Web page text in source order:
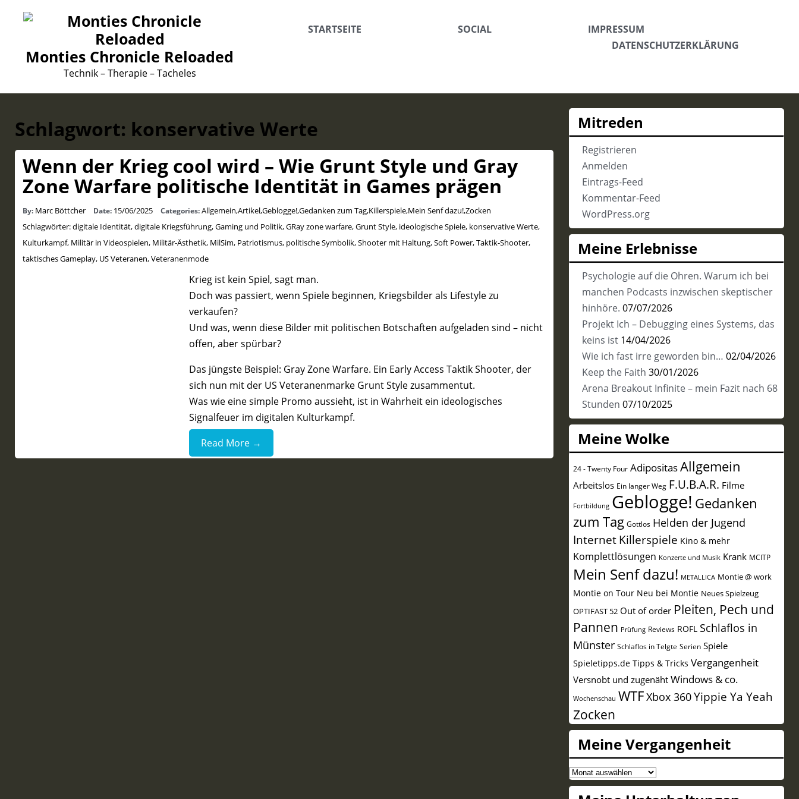
Monties Chronicle Reloaded
Technik – Therapie – Tacheles
STARTSEITE SOCIAL
IMPRESSUM
DATENSCHUTZERKLÄRUNG
Schlagwort: konservative Werte
Wenn der Krieg cool wird – Wie Grunt Style und Gray
Zone Warfare politische Identität in Games prägen
By: Marc Böttcher Date: 15/06/2025 Categories:Allgemein,Artikel,Geblogge!,Gedanken zum Tag,Killerspiele,Mein Senf dazu!,Zocken
Schlagwörter:digitale Identität,digitale Kriegsführung,Gaming und Politik,GRay zone warfare,Grunt Style, ideologische Spiele, konservative Werte,
Kulturkampf, Militär in Videospielen, Militär-Ästhetik, MilSim, Patriotismus, politische Symbolik,Shooter mit Haltung,Soft Power,Taktik-Shooter,
taktisches Gameplay, US Veteranen,Veteranenmode
Krieg ist kein Spiel, sagt man.
Doch was passiert, wenn Spiele beginnen, Kriegsbilder als Lifestyle zu
verkaufen?
Und was, wenn diese Bilder mit politischen Botschaften aufgeladen sind – nicht
offen, aber spürbar?
Das jüngste Beispiel: Gray Zone Warfare. Ein Early Access Taktik Shooter, der
sich nun mit der US Veteranenmarke Grunt Style zusammentut.
Was wie eine simple Promo aussieht, ist in Wahrheit ein ideologisches
Signalfeuer im digitalen Kulturkampf.
Read More →
Mitreden
Registrieren
Anmelden
Eintrags-Feed
Kommentar-Feed
WordPress.org
Meine Erlebnisse
Psychologie auf die Ohren. Warum ich bei
manchen Podcasts inzwischen skeptischer
hinhöre. 07/07/2026
Projekt Ich – Debugging eines Systems, das
keins ist 14/04/2026
Wie ich fast irre geworden bin… 02/04/2026
Keep the Faith 30/01/2026
Arena Breakout Infinite – mein Fazit nach 68
Stunden 07/10/2025
Meine Wolke
24 - Twenty Four AdipositasAllgemein
Arbeitslos Ein langer Weg F.U.B.A.R. Filme
Fortbildung Geblogge! Gedanken
zum Tag Gottlos Helden der Jugend
InternetKillerspiele Kino & mehr
Komplettlösungen Konzerte und Musik Krank MCITP
Mein Senf dazu! METALLICA Montie @ work
Montie on Tour Neu bei Montie Neues Spielzeug
OPTIFAST 52 Out of order Pleiten, Pech und
Pannen Prüfung Reviews ROFL Schlaflos in
Münster Schlaflos in Telgte Serien Spiele
Spieletipps.de Tipps & Tricks Vergangenheit
Versnobt und zugenähtWindows & co.
Wochenschau WTFXbox 360Yippie Ya Yeah
Zocken
Meine Vergangenheit
Meine